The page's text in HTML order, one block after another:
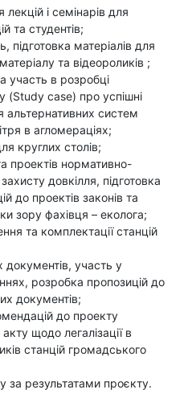
і семінарів для
та студентів;
підготовка матеріалів для
та відеороликів ;
участь в розробці
(Study case) про успішні
альтернативних систем
в агломераціях;
круглих столів;
проектів нормативно-
довкілля, підготовка
до проектів законів та
зору фахівця – еколога;
та комплектації станцій
документів, участь у
розробка пропозицій до
документів;
до проекту
щодо легалізації в
станцій громадського
за результатами проєкту.